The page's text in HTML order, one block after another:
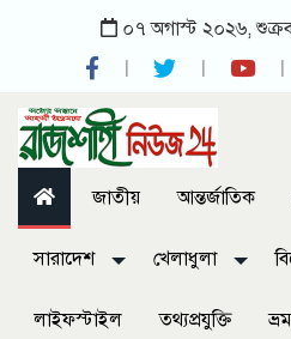
০৭ অগাস্ট ২০২৬,
জাতীয় আন্তর্জাতিক
সারাদেশ খেলাধুলা
লাইফস্টাইল তথ্যপ্রযুক্তি